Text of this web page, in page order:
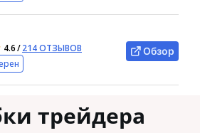
4.6/214 ОТЗЫВОВ
Обзор
трейдера